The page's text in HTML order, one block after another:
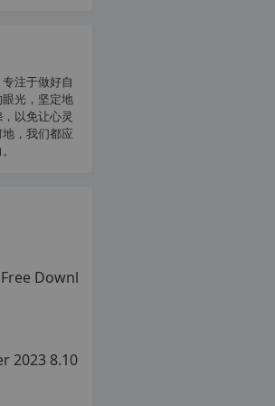
注于做好自
光，坚定地
以免让心灵
，我们都应